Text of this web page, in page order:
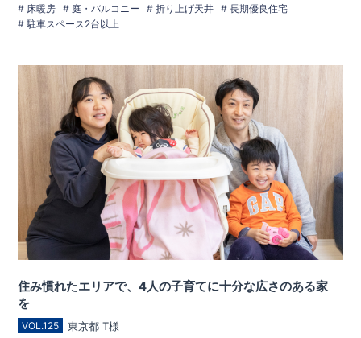
床暖房
庭・バルコニー 折り上げ天井
長期優良住宅
駐車スペース2台以上
住み慣れたエリアで、4人の子育てに十分な広さのある家
を
VOL.125 東京都 T様